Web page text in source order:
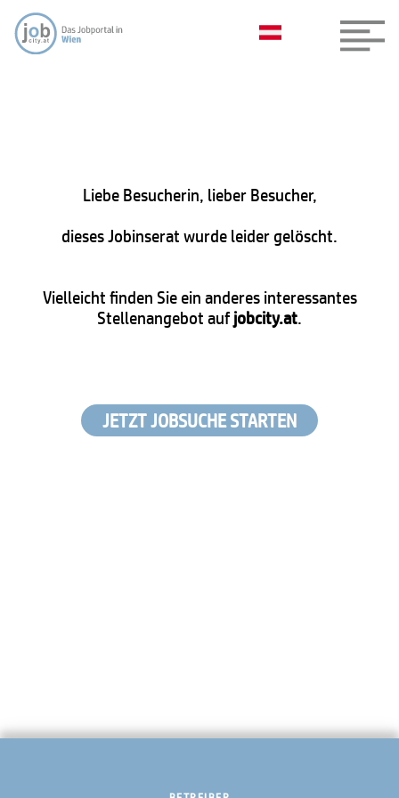
Liebe Besucherin, lieber Besucher,
dieses Jobinserat wurde leider gelöscht.
Vielleicht finden Sie ein anderes interessantes
Stellenangebot aufjobcity.at.
JETZT JOBSUCHE STARTEN